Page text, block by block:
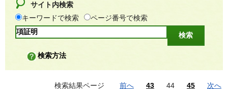
サイト内検索
キーワードで検索
ページ番号で検索
検索方法
検索結果ページ 前へ 43 44 45 次へ